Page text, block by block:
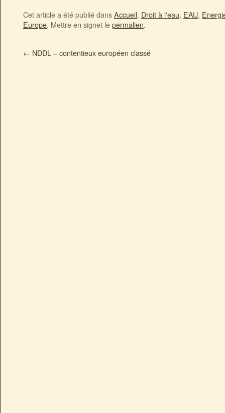
Cet article a été publié dansAccueil, Droit à l'eau, EAU,
Europe. Mettre en signet lepermalien.
← NDDL – contentieux européen classé